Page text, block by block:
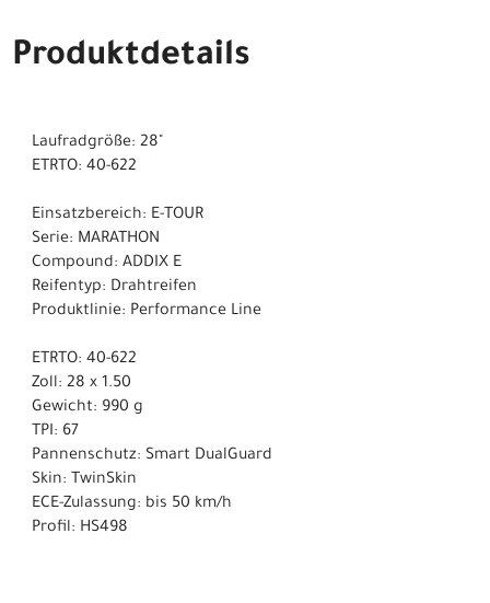
Produktdetails
Laufradgröße: 28"
ETRTO: 40-622
Einsatzbereich: E-TOUR
Serie: MARATHON
Compound: ADDIX E
Reifentyp: Drahtreifen
Produktlinie: Performance Line
ETRTO: 40-622
Zoll: 28 x 1.50
Gewicht: 990 g
TPI: 67
Pannenschutz: Smart DualGuard
Skin: TwinSkin
ECE-Zulassung: bis 50 km/h
Profil: HS498